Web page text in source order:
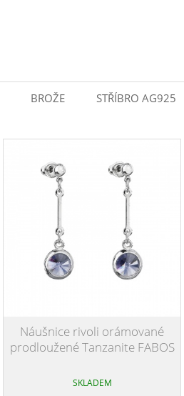
BROŽE STŘÍBRO AG925
Náušnice rivoli orámované
prodloužené Tanzanite FABOS
SKLADEM